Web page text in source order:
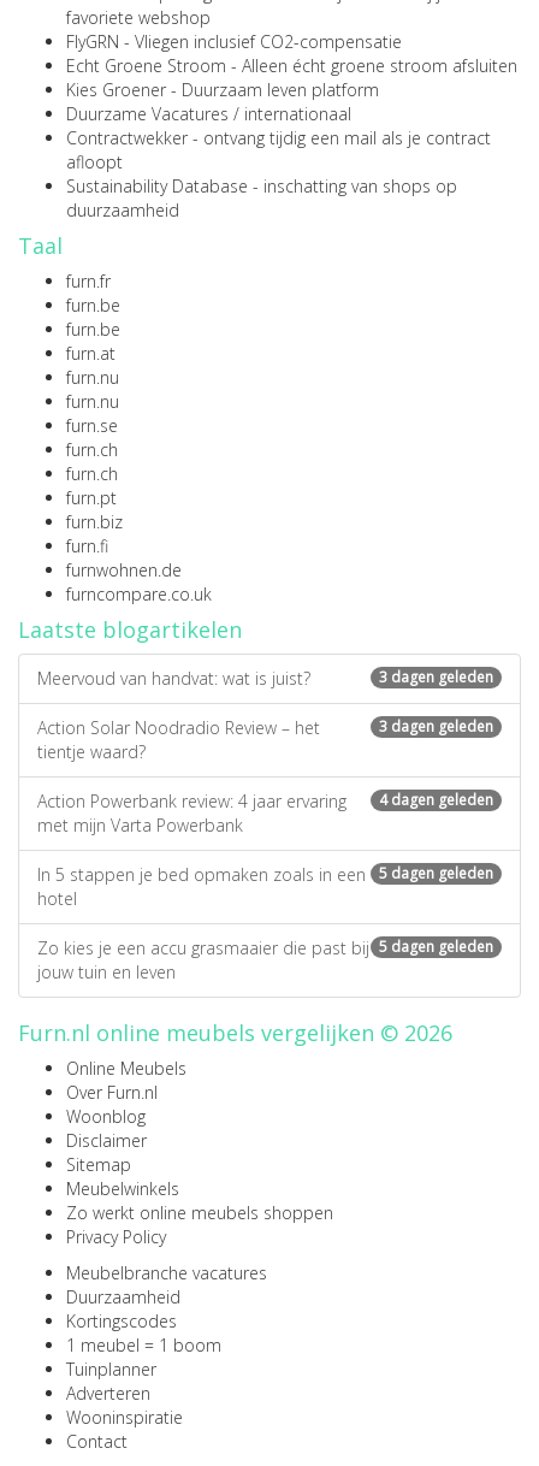
favoriete webshop
FlyGRN - Vliegen inclusief CO2-compensatie
Echt Groene Stroom - Alleen écht groene stroom afsluiten
Kies Groener - Duurzaam leven platform
Duurzame Vacatures / internationaal
Contractwekker - ontvang tijdig een mail als je contract
afloopt
Sustainability Database - inschatting van shops op
duurzaamheid
Taal
furn.fr
furn.be
furn.be
furn.at
furn.nu
furn.nu
furn.se
furn.ch
furn.ch
furn.pt
furn.biz
furn.fi
furnwohnen.de
furncompare.co.uk
Laatste blogartikelen
3 dagen geleden
Meervoud van handvat: wat is juist?
3 dagen geleden
Action Solar Noodradio Review – het
tientje waard?
4 dagen geleden
Action Powerbank review: 4 jaar ervaring
met mijn Varta Powerbank
5 dagen geleden
In 5 stappen je bed opmaken zoals in een
hotel
5 dagen geleden
Zo kies je een accu grasmaaier die past bij
jouw tuin en leven
Furn.nl online meubels vergelijken © 2026
Online Meubels
Over Furn.nl
Woonblog
Disclaimer
Sitemap
Meubelwinkels
Zo werkt online meubels shoppen
Privacy Policy
Meubelbranche vacatures
Duurzaamheid
Kortingscodes
1 meubel = 1 boom
Tuinplanner
Adverteren
Wooninspiratie
Contact